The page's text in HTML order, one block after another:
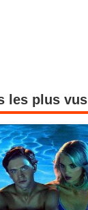
les plus vus